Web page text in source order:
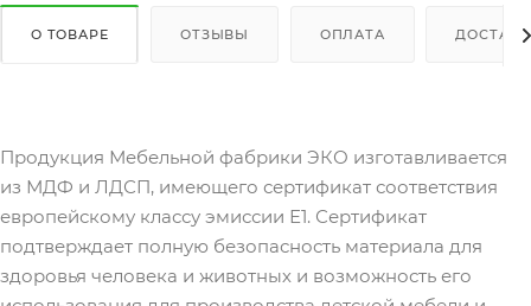
О ТОВАРЕ ОТЗЫВЫ ОПЛАТА
Продукция Мебельной фабрики ЭКО изготавливается
из МДФ и ЛДСП, имеющего сертификат соответствия
европейскому классу эмиссии Е1. Сертификат
подтверждает полную безопасность материала для
здоровья человека и животных и возможность его